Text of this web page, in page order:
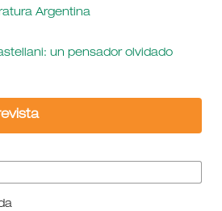
Argentina
un pensador olvidado